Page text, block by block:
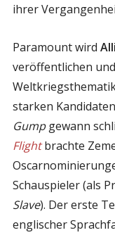
ihrer
Paramount wird
veröffentlichen
starken
Gumpgewann
Flightbrachte
Schauspieler (als
Slave). Der erste
englischer